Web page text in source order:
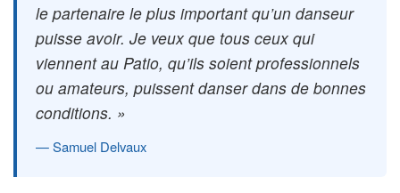
le partenaire le plus important qu’un danseur
puisse avoir. Je veux que tous ceux qui
viennent au Patio, qu’ils soient professionnels
ou amateurs, puissent danser dans de bonnes
conditions. »
Samuel Delvaux